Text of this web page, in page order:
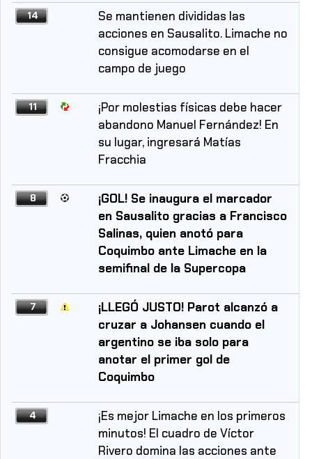
14
Se mantienen divididas las
acciones en Sausalito. Limache no
consigue acomodarse en el
campo de juego
11
¡Por molestias físicas debe hacer
abandono Manuel Fernández! En
su lugar, ingresará Matías
Fracchia
8
¡GOL! Se inaugura el marcador
en Sausalito gracias a Francisco
Salinas, quien anotó para
Coquimbo ante Limache en la
semifinal de la Supercopa
7
¡LLEGÓ JUSTO! Parot alcanzó a
cruzar a Johansen cuando el
argentino se iba solo para
anotar el primer gol de
Coquimbo
4
¡Es mejor Limache en los primeros
minutos! El cuadro de Víctor
Rivero domina las acciones ante